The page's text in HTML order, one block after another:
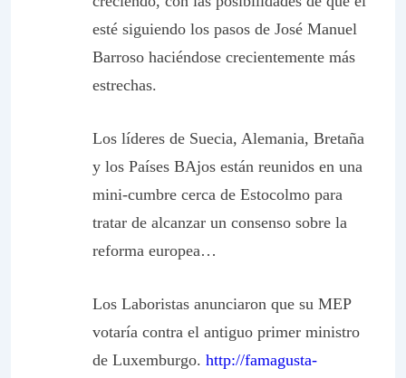
esté siguiendo los pasos de José Manuel
Barroso haciéndose crecientemente más
estrechas.
Los líderes de Suecia, Alemania, Bretaña
y los Países BAjos están reunidos en una
mini-cumbre cerca de Estocolmo para
tratar de alcanzar un consenso sobre la
reforma europea…
Los Laboristas anunciaron que su MEP
votaría contra el antiguo primer ministro
de Luxemburgo. http://famagusta-